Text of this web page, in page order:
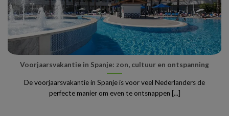
Voorjaarsvakantie in Spanje: zon, cultuur en ontspanning
De voorjaarsvakantie in Spanje is voor veel Nederlanders de
perfecte manier om even te ontsnappen [...]